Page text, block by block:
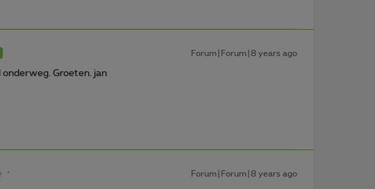
Forum|Forum|8 years ago
Groeten. jan
Forum|Forum|8 years ago